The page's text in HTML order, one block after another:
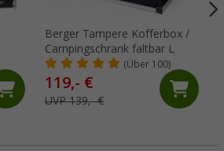
Berger Tampere Kofferbox /
Campingschrank faltbar L
(Über 100)
119,- €
UVP 139,- €